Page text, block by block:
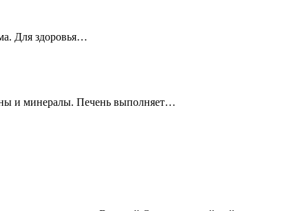
Для здоровья…
и минералы. Печень выполняет…